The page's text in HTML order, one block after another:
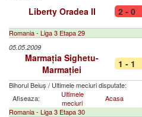
Liberty Oradea II 2 - 0
Romania - Liga 3 Etapa 29
05.05.2009
Marmația Sighetu-
Marmației
1 - 1
Bihorul Beiuș / Ultimele meciuri disputate:
Afiseaza:
Ultimele
meciuri
Acasa
Romania - Liga 3 Etapa 30